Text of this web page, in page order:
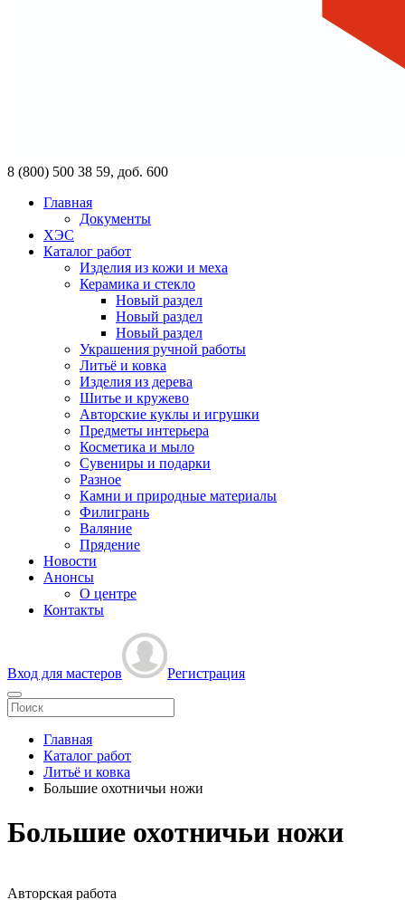
8 (800) 500 38 59, доб. 600
Главная
Документы
ХЭС
Каталог работ
Изделия из кожи и меха
Керамика и стекло
Новый раздел
Новый раздел
Новый раздел
Украшения ручной работы
Литьё и ковка
Изделия из дерева
Шитье и кружево
Авторские куклы и игрушки
Предметы интерьера
Косметика и мыло
Сувениры и подарки
Разное
Камни и природные материалы
Филигрань
Валяние
Прядение
Новости
Анонсы
О центре
Контакты
Вход для мастеров Регистрация
Главная
Каталог работ
Литьё и ковка
Большие охотничьи ножи
Большие охотничьи ножи
Авторская работа